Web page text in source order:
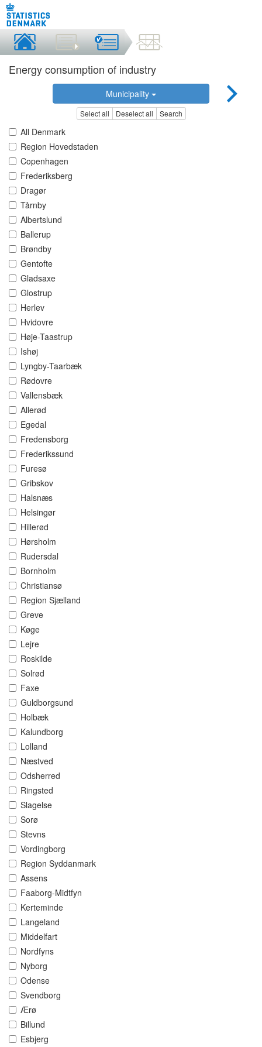
Energy consumption of industry
Municipality
Select all Deselect all Search
All Denmark
Region Hovedstaden
Copenhagen
Frederiksberg
Dragør
Tårnby
Albertslund
Ballerup
Brøndby
Gentofte
Gladsaxe
Glostrup
Herlev
Hvidovre
Høje-Taastrup
Ishøj
Lyngby-Taarbæk
Rødovre
Vallensbæk
Allerød
Egedal
Fredensborg
Frederikssund
Furesø
Gribskov
Halsnæs
Helsingør
Hillerød
Hørsholm
Rudersdal
Bornholm
Christiansø
Region Sjælland
Greve
Køge
Lejre
Roskilde
Solrød
Faxe
Guldborgsund
Holbæk
Kalundborg
Lolland
Næstved
Odsherred
Ringsted
Slagelse
Sorø
Stevns
Vordingborg
Region Syddanmark
Assens
Faaborg-Midtfyn
Kerteminde
Langeland
Middelfart
Nordfyns
Nyborg
Odense
Svendborg
Ærø
Billund
Esbjerg